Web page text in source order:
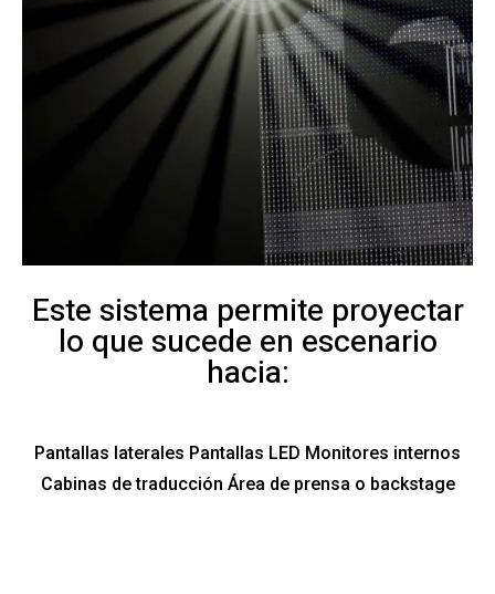
Este sistema permite proyectar
lo que sucede en escenario
hacia:
Pantallas laterales Pantallas LED Monitores internos
Cabinas de traducción Área de prensa o backstage